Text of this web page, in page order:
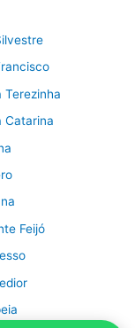
Terezinha
Catarina
Feijó